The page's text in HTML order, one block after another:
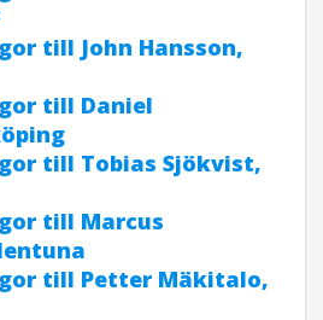
till John Hansson,
till Daniel
till Tobias Sjökvist,
till Marcus
till Petter Mäkitalo,